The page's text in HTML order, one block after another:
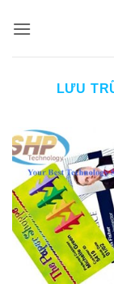
qua
LƯU